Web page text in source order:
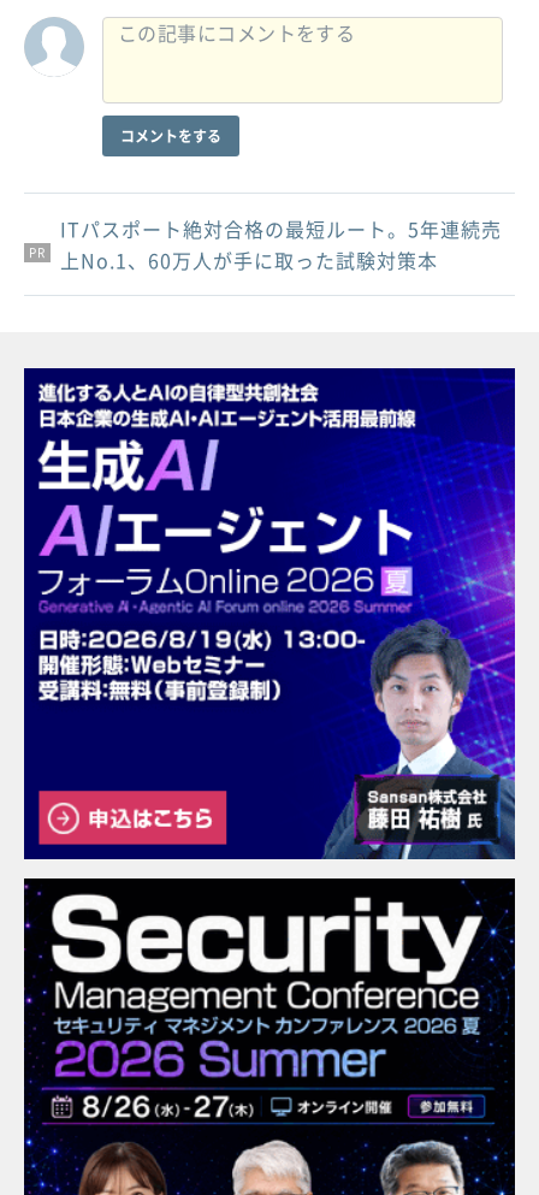
コメントをする
PR
PR
PR
ITパスポート絶対合格の最短ルート。5年連続売
上No.1、60万人が手に取った試験対策本